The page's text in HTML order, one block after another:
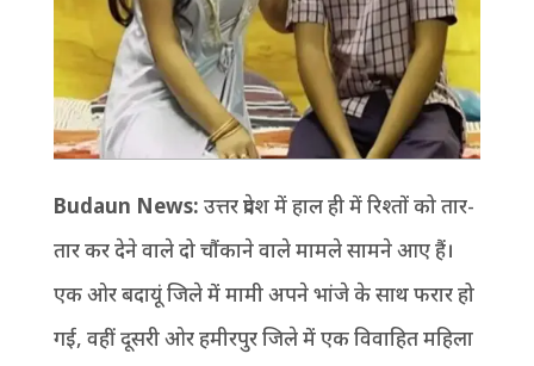
Budaun News: उत्तर प्रदेश में हाल ही में रिश्तों को तार-
तार कर देने वाले दो चौंकाने वाले मामले सामने आए हैं।
एक ओर बदायूं जिले में मामी अपने भांजे के साथ फरार हो
गई, वहीं दूसरी ओर हमीरपुर जिले में एक विवाहित महिला